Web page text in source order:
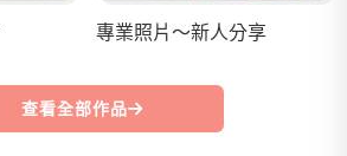
專業照片～新人分享
查看全部作品